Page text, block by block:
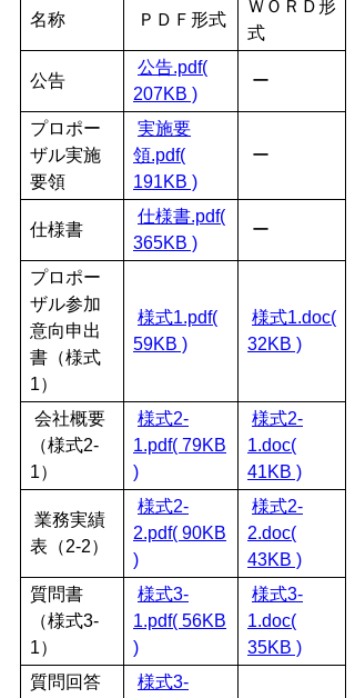
名称 ＰＤＦ形式
ＷＯＲＤ形
式
公告
公告.pdf(
207KB )
ー
プロポー
ザル実施
要領
実施要
領.pdf(
191KB )
ー
仕様書
仕様書.pdf(
365KB )
ー
プロポー
ザル参加
意向申出
書（様式
1）
様式1.pdf(
59KB )
様式1.doc(
32KB )
会社概要
（様式2-
1）
様式2-
1.pdf( 79KB
)
様式2-
1.doc(
41KB )
業務実績
表（2-2）
様式2-
2.pdf( 90KB
)
様式2-
2.doc(
43KB )
質問書
（様式3-
1）
様式3-
1.pdf( 56KB
)
様式3-
1.doc(
35KB )
質問回答
様式3-